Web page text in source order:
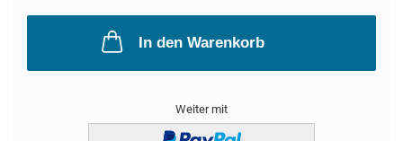
In den Warenkorb
Weiter mit